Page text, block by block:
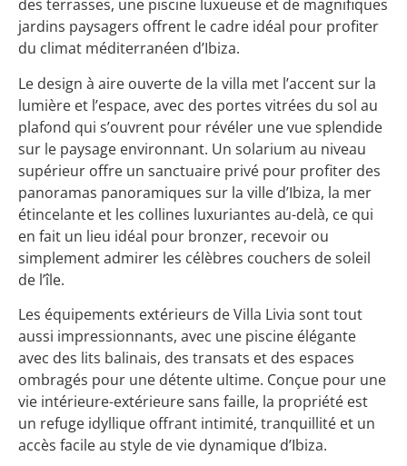
des terrasses, une piscine luxueuse et de magnifiques
jardins paysagers offrent le cadre idéal pour profiter
du climat méditerranéen d’Ibiza.
Le design à aire ouverte de la villa met l’accent sur la
lumière et l’espace, avec des portes vitrées du sol au
plafond qui s’ouvrent pour révéler une vue splendide
sur le paysage environnant. Un solarium au niveau
supérieur offre un sanctuaire privé pour profiter des
panoramas panoramiques sur la ville d’Ibiza, la mer
étincelante et les collines luxuriantes au-delà, ce qui
en fait un lieu idéal pour bronzer, recevoir ou
simplement admirer les célèbres couchers de soleil
de l’île.
Les équipements extérieurs de Villa Livia sont tout
aussi impressionnants, avec une piscine élégante
avec des lits balinais, des transats et des espaces
ombragés pour une détente ultime. Conçue pour une
vie intérieure-extérieure sans faille, la propriété est
un refuge idyllique offrant intimité, tranquillité et un
accès facile au style de vie dynamique d’Ibiza.